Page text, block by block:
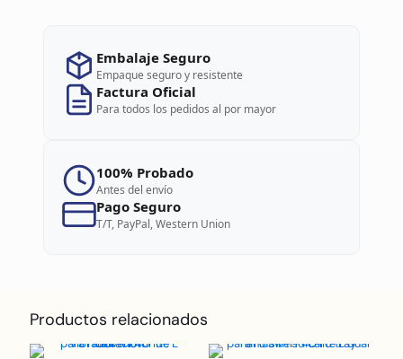
Embalaje Seguro
Empaque seguro y resistente
Factura Oficial
Para todos los pedidos al por mayor
100% Probado
Antes del envío
Pago Seguro
T/T, PayPal, Western Union
Productos relacionados